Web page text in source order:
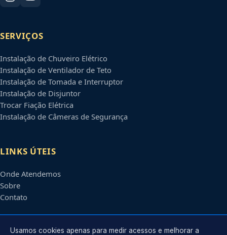
SERVIÇOS
Instalação de Chuveiro Elétrico
Instalação de Ventilador de Teto
Instalação de Tomada e Interruptor
Instalação de Disjuntor
Trocar Fiação Elétrica
Instalação de Câmeras de Segurança
LINKS ÚTEIS
Onde Atendemos
Sobre
Contato
CONTATO
Usamos cookies apenas para medir acessos e melhorar a